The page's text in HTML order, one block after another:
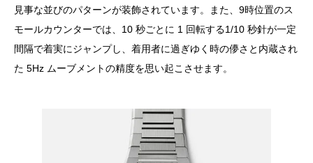
見事な並びのパターンが装飾されています。また、9時位置のス
モールカウンターでは、10 秒ごとに 1 回転する1/10 秒針が一定
間隔で着実にジャンプし、着用者に過ぎゆく時の儚さと内蔵され
た 5Hz ムーブメントの精度を思い起こさせます。